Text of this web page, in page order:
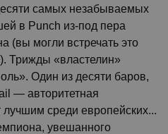
самых незабываемых
в Punch из-под пера
(вы могли встречать это
Трижды «властелин»
Один из десяти баров,
— авторитетная
среди европейских...
увешанного